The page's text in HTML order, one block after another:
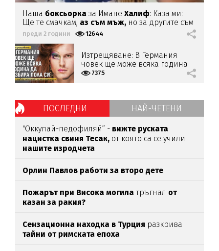
Наша боксьорказа ИманеХалиф: Каза ми:
Ще те смачкам, аз съм мъж, но за другите съм
жена
преди 2 години 12644
Изтрещяване: В Германия
човек ще може всяка година
да избира пола си
7375
ПОСЛЕДНИ НАЙ-ЧЕТЕНИ
"Оккупай-педофиляй“ - вижте руската
нацистка свиня Тесак, от която са се учили
нашите изродчета
Орлин Павлов работи за второ дете
Пожарът при Висока могила тръгнал от
казан за ракия?
Сензационна находка в Турция разкрива
тайни от римската епоха